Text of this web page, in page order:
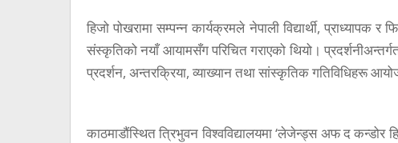
हिजो पोखरामा सम्पन्न कार्यक्रमले नेपाली विद्यार्थी, प्राध्यापक
संस्कृतिको नयाँ आयामसँग परिचित गराएको थियो। प्रदर्शनीअन्तर्गत
प्रदर्शन, अन्तरक्रिया, व्याख्यान तथा सांस्कृतिक गतिविधिहरू
काठमाडौंस्थित त्रिभुवन विश्वविद्यालयमा ‘लेजेन्ड्स अफ द कन्डोर